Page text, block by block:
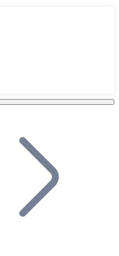
plataforma.
tu negocio y permite que